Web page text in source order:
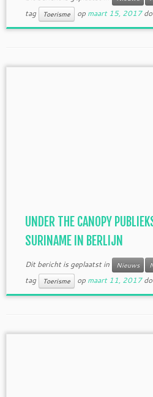
tag
Toerisme op maart 15, 2017
UNDER THE CANOPY
SURINAME IN BERLIJN
Dit bericht is geplaatst in Nieuws
tag
Toerisme op maart 11, 2017